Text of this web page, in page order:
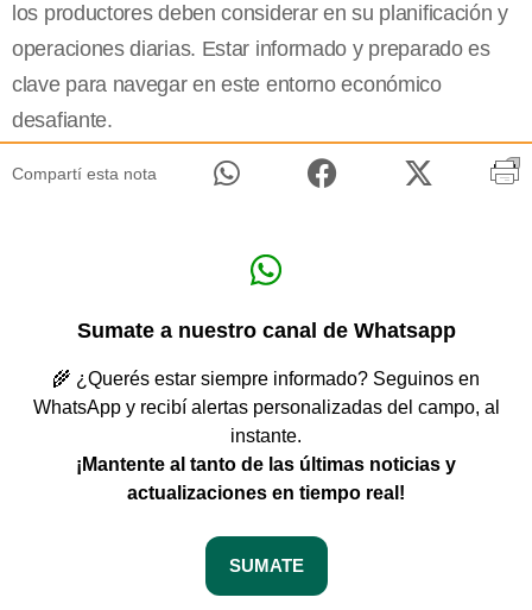
los productores deben considerar en su planificación y
operaciones diarias. Estar informado y preparado es
clave para navegar en este entorno económico
desafiante.
Compartí esta nota
Sumate a nuestro canal de Whatsapp
🌾 ¿Querés estar siempre informado? Seguinos en
WhatsApp y recibí alertas personalizadas del campo, al
instante.
¡Mantente al tanto de las últimas noticias y
actualizaciones en tiempo real!
SUMATE